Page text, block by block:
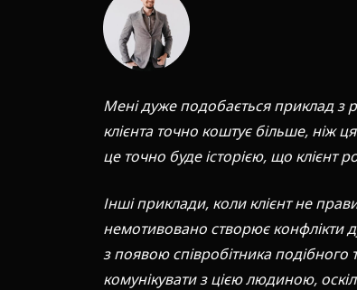
Мені дуже подобається приклад з
клієнта точно коштує більше, ніж
це точно буде історією, що клієнт
Інші приклади, коли клієнт не
немотивовано створює конфлікти
з появою співробітника
комунікувати з цією людиною,